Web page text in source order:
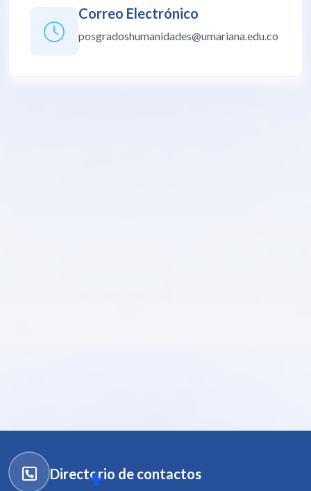
Correo Electrónico
posgradoshumanidades@umariana.edu.co
Directorio de contactos